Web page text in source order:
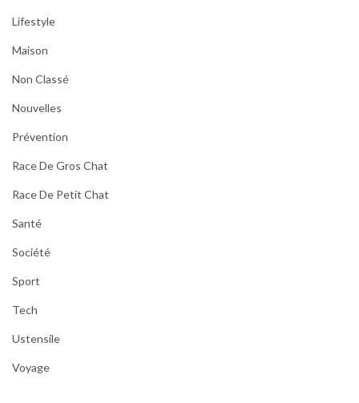
Lifestyle
Maison
Non Classé
Nouvelles
Prévention
Race De Gros Chat
Race De Petit Chat
Santé
Société
Sport
Tech
Ustensile
Voyage